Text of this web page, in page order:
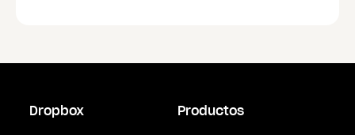
Dropbox Productos